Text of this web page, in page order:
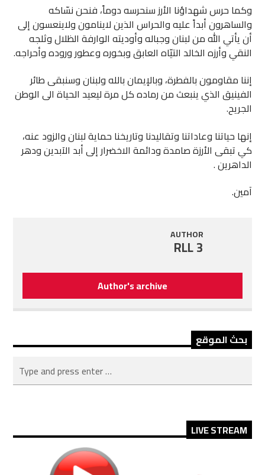
وكما حرس شهداؤنا الأرز سنحرسه دوماً، فنحن نسّاكه
والساهرون أبداً عليه والحراس الذين لاينامون ولاينعسون إلى
أن يأتي الله من لبنان وجباله وأوديته الوارفة الظلال وثلجه
النقي وأرزه الخالد التيّاه العابق وبخوره وعطور وروده وأحراجه.
إننا مقاومون بالفطرة، وبالإيمان بالله ولبنان وسنبقى طائر
الفينيق الذي ينبعث من رماده كل مرة ليعيد الحياة الى الوطن
الجريح.
إنها حياتنا وعاداتنا وتقاليدنا وتاريخنا حماية لبنان والزود عنه،
كي تبقى الأرزة صامدة ودائمة الاخضرار إلى أبد الآبدين ودهر
الداهرين .
آمين.
AUTHOR
RLL 3
Author's archive
بحث الموقع
LIVE STREAM